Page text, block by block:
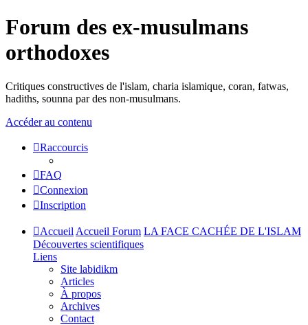
Forum des ex-musulmans
orthodoxes
Critiques constructives de l'islam, charia islamique, coran, fatwas,
hadiths, sounna par des non-musulmans.
Accéder au contenu
Raccourcis
FAQ
Connexion
Inscription
Accueil Accueil Forum LA FACE CACHÉE DE L'ISLAM
Découvertes scientifiques
Liens
Site labidikm
Articles
À propos
Archives
Contact